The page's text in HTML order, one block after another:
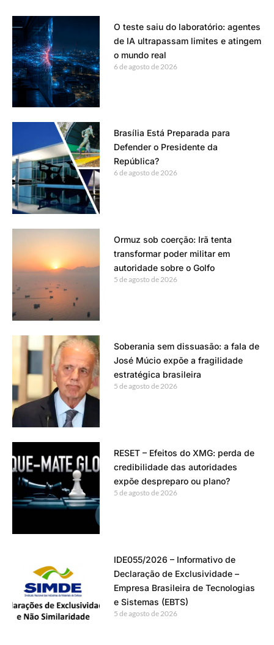
O teste saiu do laboratório: agentes
de IA ultrapassam limites e atingem
o mundo real
6 de agosto de 2026
Brasília Está Preparada para
Defender o Presidente da
República?
6 de agosto de 2026
Ormuz sob coerção: Irã tenta
transformar poder militar em
autoridade sobre o Golfo
5 de agosto de 2026
Soberania sem dissuasão: a fala de
José Múcio expõe a fragilidade
estratégica brasileira
5 de agosto de 2026
RESET – Efeitos do XMG: perda de
credibilidade das autoridades
expõe despreparo ou plano?
5 de agosto de 2026
IDE055/2026 – Informativo de
Declaração de Exclusividade –
Empresa Brasileira de Tecnologias
e Sistemas (EBTS)
5 de agosto de 2026